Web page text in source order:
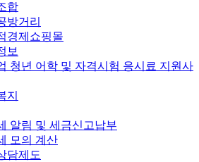
합
방거리
경제쇼핑몰
보
청년 어학 및 자격시험 응시료 지원사
지
알림 및 세금신고납부
모의 계산
담제도